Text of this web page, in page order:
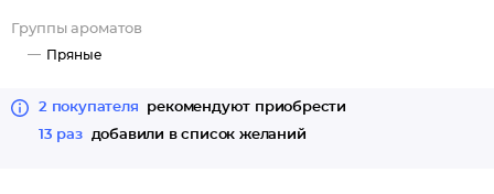
Группы ароматов
Пряные
2 покупателя
рекомендуют приобрести
13 раз
добавили в список желаний